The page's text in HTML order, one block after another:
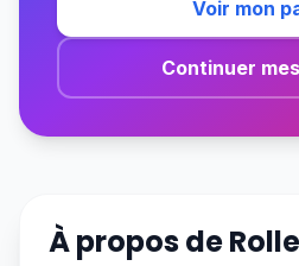
Voir mon
Continuer
À propos de